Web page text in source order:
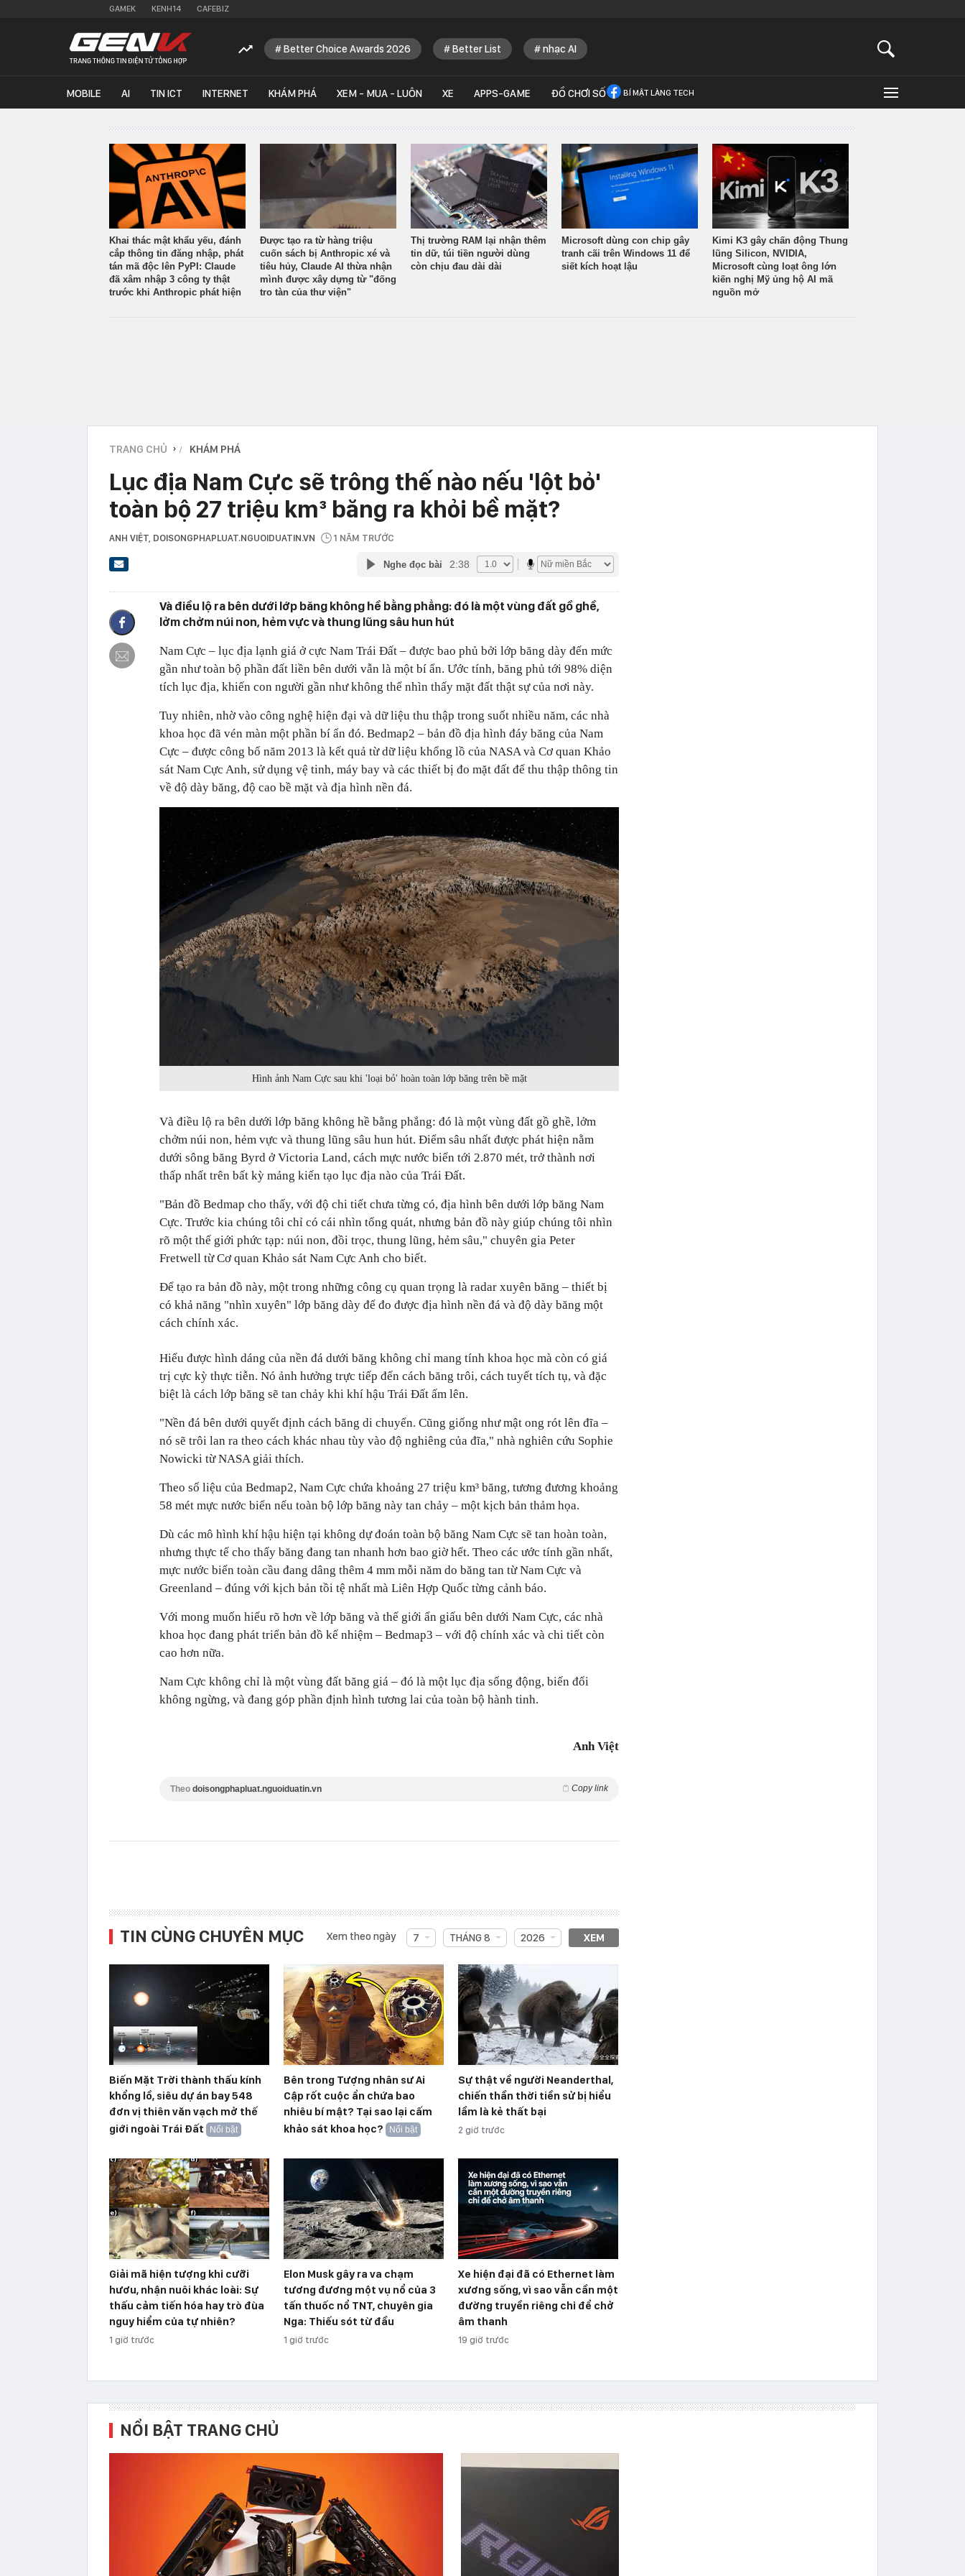
GAMEK KENH14 CAFEBIZ
Better Choice Awards 2026 Better List nhạc AI
MOBILE AI TIN ICT INTERNET KHÁM PHÁ XEM - MUA - LUÔN XE APPS-GAME ĐỒ CHƠI SỐ BÍ MẬT LÀNG TECH
Khai thác mật khẩu yếu, đánh
cắp thông tin đăng nhập, phát
tán mã độc lên PyPI: Claude
đã xâm nhập 3 công ty thật
trước khi Anthropic phát hiện
Được tạo ra từ hàng triệu
cuốn sách bị Anthropic xé và
tiêu hủy, Claude AI thừa nhận
mình được xây dựng từ "đống
tro tàn của thư viện"
Thị trường RAM lại nhận thêm
tin dữ, túi tiền người dùng
còn chịu đau dài dài
Microsoft dùng con chip gây
tranh cãi trên Windows 11 để
siết kích hoạt lậu
Kimi K3 gây chấn động Thung
lũng Silicon, NVIDIA,
Microsoft cùng loạt ông lớn
kiến nghị Mỹ ủng hộ AI mã
nguồn mở
TRANG CHỦ › KHÁM PHÁ
Lục địa Nam Cực sẽ trông thế nào nếu 'lột bỏ'
toàn bộ 27 triệu km³ băng ra khỏi bề mặt?
ANH VIỆT , DOISONGPHAPLUAT.NGUOIDUATIN.VN 1 NĂM TRƯỚC
Nghe đọc bài 2:38
Và điều lộ ra bên dưới lớp băng không hề bằng phẳng: đó là một vùng đất gồ ghề,
lởm chởm núi non, hẻm vực và thung lũng sâu hun hút
Nam Cực – lục địa lạnh giá ở cực Nam Trái Đất – được bao phủ bởi lớp băng dày đến mức
gần như toàn bộ phần đất liền bên dưới vẫn là một bí ẩn. Ước tính, băng phủ tới 98% diện
tích lục địa, khiến con người gần như không thể nhìn thấy mặt đất thật sự của nơi này.
Tuy nhiên, nhờ vào công nghệ hiện đại và dữ liệu thu thập trong suốt nhiều năm, các nhà
khoa học đã vén màn một phần bí ẩn đó. Bedmap2 – bản đồ địa hình đáy băng của Nam
Cực – được công bố năm 2013 là kết quả từ dữ liệu khổng lồ của NASA và Cơ quan Khảo
sát Nam Cực Anh, sử dụng vệ tinh, máy bay và các thiết bị đo mặt đất để thu thập thông tin
về độ dày băng, độ cao bề mặt và địa hình nền đá.
Hình ảnh Nam Cực sau khi 'loại bỏ' hoàn toàn lớp băng trên bề mặt
Và điều lộ ra bên dưới lớp băng không hề bằng phẳng: đó là một vùng đất gồ ghề, lởm
chởm núi non, hẻm vực và thung lũng sâu hun hút. Điểm sâu nhất được phát hiện nằm
dưới sông băng Byrd ở Victoria Land, cách mực nước biển tới 2.870 mét, trở thành nơi
thấp nhất trên bất kỳ mảng kiến tạo lục địa nào của Trái Đất.
"Bản đồ Bedmap cho thấy, với độ chi tiết chưa từng có, địa hình bên dưới lớp băng Nam
Cực. Trước kia chúng tôi chỉ có cái nhìn tổng quát, nhưng bản đồ này giúp chúng tôi nhìn
rõ một thế giới phức tạp: núi non, đồi trọc, thung lũng, hẻm sâu," chuyên gia Peter
Fretwell từ Cơ quan Khảo sát Nam Cực Anh cho biết.
Để tạo ra bản đồ này, một trong những công cụ quan trọng là radar xuyên băng – thiết bị
có khả năng "nhìn xuyên" lớp băng dày để đo được địa hình nền đá và độ dày băng một
cách chính xác.
Hiểu được hình dáng của nền đá dưới băng không chỉ mang tính khoa học mà còn có giá
trị cực kỳ thực tiễn. Nó ảnh hưởng trực tiếp đến cách băng trôi, cách tuyết tích tụ, và đặc
biệt là cách lớp băng sẽ tan chảy khi khí hậu Trái Đất ấm lên.
"Nền đá bên dưới quyết định cách băng di chuyển. Cũng giống như mật ong rót lên đĩa –
nó sẽ trôi lan ra theo cách khác nhau tùy vào độ nghiêng của đĩa," nhà nghiên cứu Sophie
Nowicki từ NASA giải thích.
Theo số liệu của Bedmap2, Nam Cực chứa khoảng 27 triệu km³ băng, tương đương khoảng
58 mét mực nước biển nếu toàn bộ lớp băng này tan chảy – một kịch bản thảm họa.
Dù các mô hình khí hậu hiện tại không dự đoán toàn bộ băng Nam Cực sẽ tan hoàn toàn,
nhưng thực tế cho thấy băng đang tan nhanh hơn bao giờ hết. Theo các ước tính gần nhất,
mực nước biển toàn cầu đang dâng thêm 4 mm mỗi năm do băng tan từ Nam Cực và
Greenland – đúng với kịch bản tồi tệ nhất mà Liên Hợp Quốc từng cảnh báo.
Với mong muốn hiểu rõ hơn về lớp băng và thế giới ẩn giấu bên dưới Nam Cực, các nhà
khoa học đang phát triển bản đồ kế nhiệm – Bedmap3 – với độ chính xác và chi tiết còn
cao hơn nữa.
Nam Cực không chỉ là một vùng đất băng giá – đó là một lục địa sống động, biến đổi
không ngừng, và đang góp phần định hình tương lai của toàn bộ hành tinh.
Anh Việt
Theo doisongphapluat.nguoiduatin.vn Copy link
TIN CÙNG CHUYÊN MỤC Xem theo ngày 7 THÁNG 8 2026 XEM
Biến Mặt Trời thành thấu kính
khổng lồ, siêu dự án bay 548
đơn vị thiên văn vạch mở thế
giới ngoài Trái Đất
Nổi bật
Bên trong Tượng nhân sư Ai
Cập rốt cuộc ẩn chứa bao
nhiêu bí mật? Tại sao lại cấm
khảo sát khoa học?
Nổi bật
Sự thật về người Neanderthal,
chiến thần thời tiền sử bị hiểu
lầm là kẻ thất bại
2 giờ trước
Giải mã hiện tượng khỉ cưỡi
hươu, nhận nuôi khác loài: Sự
thấu cảm tiến hóa hay trò đùa
nguy hiểm của tự nhiên?
1 giờ trước
Elon Musk gây ra va chạm
tương đương một vụ nổ của 3
tấn thuốc nổ TNT, chuyên gia
Nga: Thiếu sót từ đầu
1 giờ trước
Xe hiện đại đã có Ethernet làm
xương sống, vì sao vẫn cần một
đường truyền riêng chỉ để chở
âm thanh
19 giờ trước
NỔI BẬT TRANG CHỦ